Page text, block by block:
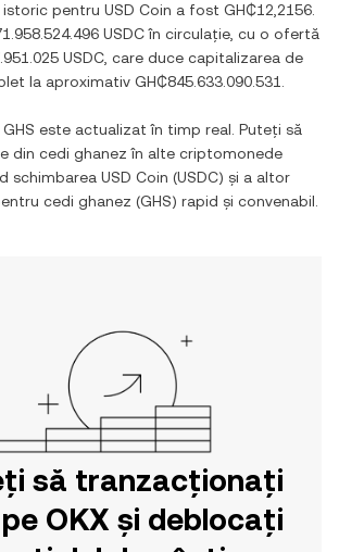
istoric pentru USD Coin a fost GH₵12,2156
USDCîn circulație, cu o ofertă
USDC , care duce capitalizarea de
la aproximativ GH₵845.633.090.531
GHS este actualizat în timp real. Puteți să
din cedi ghanez în alte criptomonede
schimbarea USD Coin (USDC) și a altor
cedi ghanez (GHS) rapid și convenabil.
să tranzacționați
OKX și deblocați